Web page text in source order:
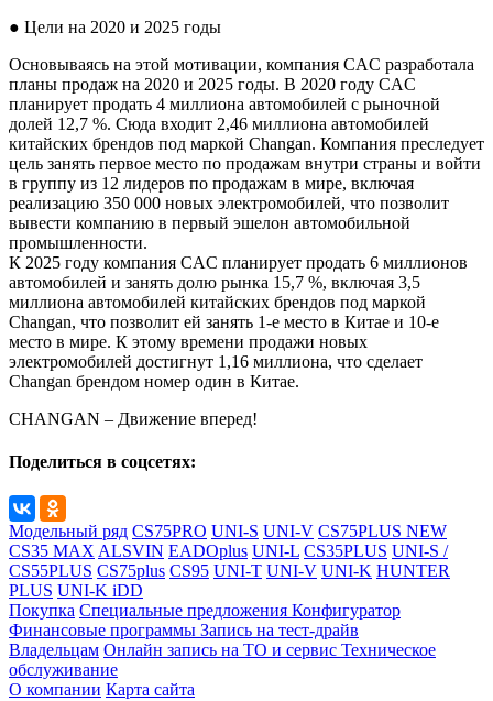
● Цели на 2020 и 2025 годы
Основываясь на этой мотивации, компания CAC разработала
планы продаж на 2020 и 2025 годы. В 2020 году CAC
планирует продать 4 миллиона автомобилей с рыночной
долей 12,7 %. Сюда входит 2,46 миллиона автомобилей
китайских брендов под маркой Changan. Компания преследует
цель занять первое место по продажам внутри страны и войти
в группу из 12 лидеров по продажам в мире, включая
реализацию 350 000 новых электромобилей, что позволит
вывести компанию в первый эшелон автомобильной
промышленности.
К 2025 году компания CAC планирует продать 6 миллионов
автомобилей и занять долю рынка 15,7 %, включая 3,5
миллиона автомобилей китайских брендов под маркой
Changan, что позволит ей занять 1-е место в Китае и 10-е
место в мире. К этому времени продажи новых
электромобилей достигнут 1,16 миллиона, что сделает
Changan брендом номер один в Китае.
СHANGAN – Движение вперед!
Поделиться в соцсетях:
Модельный ряд CS75PRO UNI-S UNI-V CS75PLUS NEW
CS35 MAX ALSVIN EADOplus UNI-L CS35PLUS UNI-S /
CS55PLUS CS75plus CS95 UNI-T UNI-V UNI-K HUNTER
PLUS UNI-K iDD
Покупка Специальные предложения Конфигуратор
Финансовые программы Запись на тест-драйв
Владельцам Онлайн запись на ТО и сервис Техническое
обслуживание
О компании Карта сайта